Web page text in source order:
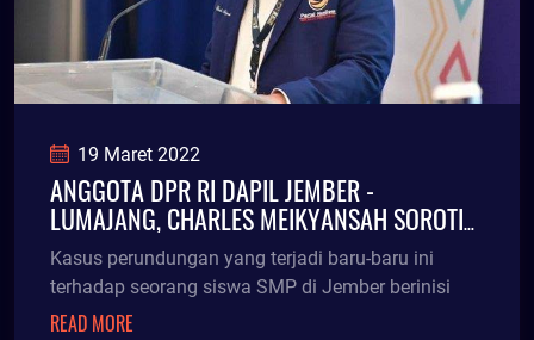
19 Maret 2022
ANGGOTA DPR RI DAPIL JEMBER -
LUMAJANG, CHARLES MEIKYANSAH SOROTI
KASUS PERUNDUNGAN SISWA SMP DI
JEMBER
Kasus perundungan yang terjadi baru-baru ini
terhadap seorang siswa SMP di Jember berinisi
READ MORE